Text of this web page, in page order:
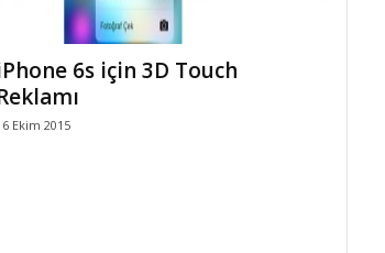
6s için 3D Touch
Ekim 2015